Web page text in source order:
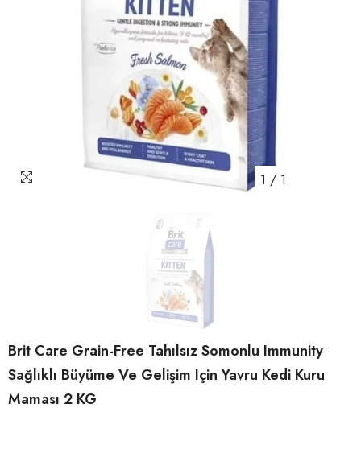
1 / 1
Brit Care Grain-Free Tahılsız Somonlu Immunity
Sağlıklı Büyüme Ve Gelişim Için Yavru Kedi Kuru
Maması 2 KG